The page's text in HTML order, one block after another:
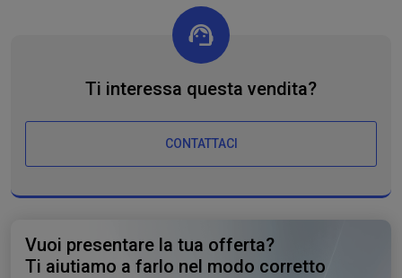
Ti interessa questa vendita?
CONTATTACI
Vuoi presentare la tua offerta?
Ti aiutiamo a farlo nel modo corretto